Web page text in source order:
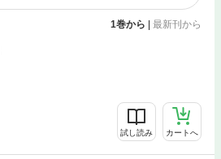
1巻から | 最新刊から
試し読み カートへ